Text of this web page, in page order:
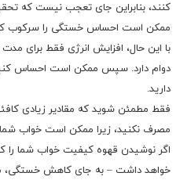
کنند، بنابراین جای تعجب نیست که
ممکن است احساس خستگی را سرکوب
با این حال، افزایش انرژی فقط برای
دوام دارد. سپس ممکن است احساس
دارید.
فقط مطمئن شوید که مقادیر زیادی
مصرف نکنید، زیرا ممکن است خواب
اگر نوشیدن قهوه کیفیت خواب شما را
خواهد داشت – به جای کاهش خستگی،